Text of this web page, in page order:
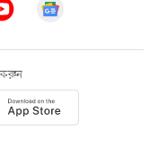
করুন